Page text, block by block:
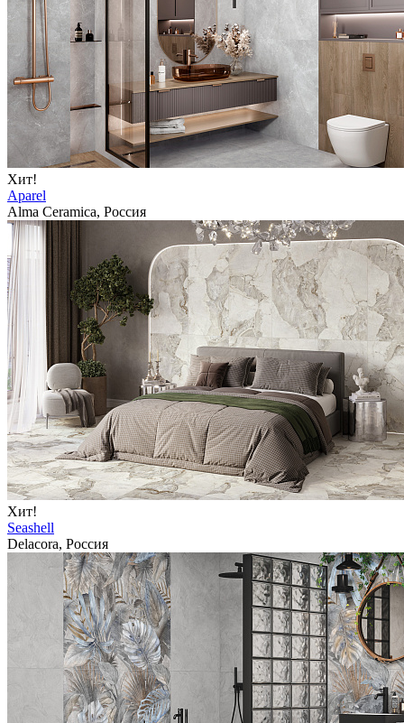
Хит!
Aparel
Alma Ceramica, Россия
Хит!
Seashell
Delacora, Россия